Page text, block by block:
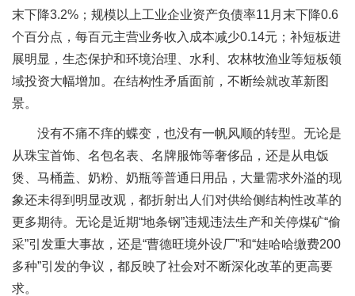
末下降3.2%；规模以上工业企业资产负债率11月末下降0.6
个百分点，每百元主营业务收入成本减少0.14元；补短板进
展明显，生态保护和环境治理、水利、农林牧渔业等短板领
域投资大幅增加。在结构性矛盾面前，不断绘就改革新图
景。
没有不痛不痒的蝶变，也没有一帆风顺的转型。无论是
从珠宝首饰、名包名表、名牌服饰等奢侈品，还是从电饭
煲、马桶盖、奶粉、奶瓶等普通日用品，大量需求外溢的现
象还未得到明显改观，都折射出人们对供给侧结构性改革的
更多期待。无论是近期“地条钢”违规违法生产和关停煤矿“偷
采”引发重大事故，还是“曹德旺境外设厂”和“娃哈哈缴费200
多种”引发的争议，都反映了社会对不断深化改革的更高要
求。